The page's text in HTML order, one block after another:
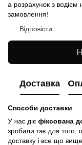
а розрахунок з водієм
замовлення!
Відповісти
Доставка
Способи доставки
У нас діє фіксована
зробили так для
доставку і все що